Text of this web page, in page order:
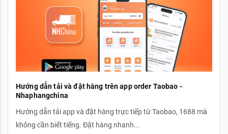
Hướng dẫn tải và đặt hàng trên app order Taobao -
Nhaphangchina
Hướng dẫn tải app và đặt hàng trực tiếp từ Taobao, 1688 mà
không cần biết tiếng. Đặt hàng nhanh...